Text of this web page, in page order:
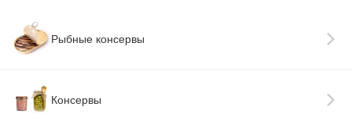
Рыбные консервы
Консервы